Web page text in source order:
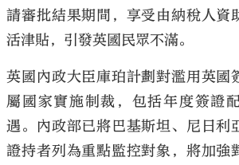
請審批結果期間，享受由納稅人資
活津貼，引發英國民眾不滿。
英國內政大臣庫珀計劃對濫用英國
屬國家實施制裁，包括年度簽證
遇。內政部已將巴基斯坦、尼日利
證持者列為重點監控對象，將加強